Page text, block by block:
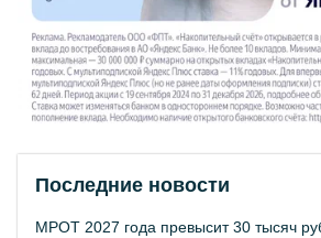
Последние новости
МРОТ 2027 года превысит 30 тысяч